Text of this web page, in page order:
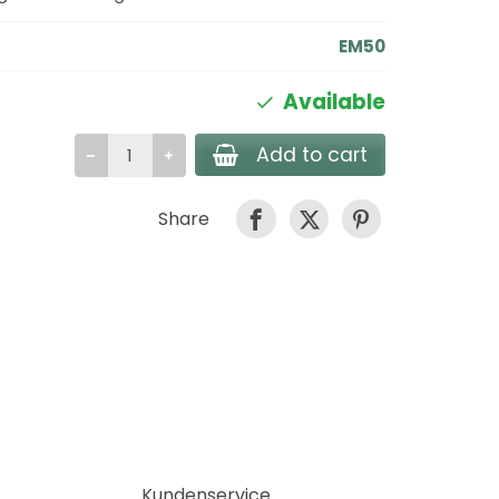
EM50
Available
Add to cart
Share